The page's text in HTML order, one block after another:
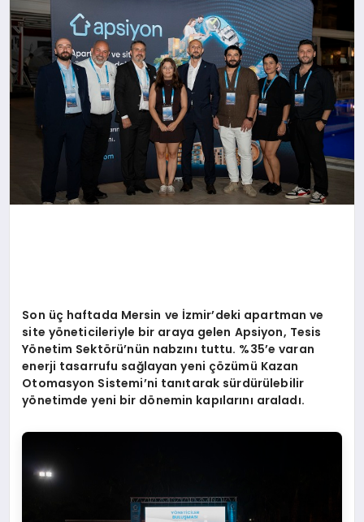
EKONOMI
YEREL HABERLER
Son üç haftada Mersin ve İzmir’deki apartman ve
site yöneticileriyle bir araya gelen Apsiyon, Tesis
Yönetim Sektörü’nün nabzını tuttu. %35’e varan
enerji tasarrufu sağlayan yeni çözümü Kazan
Otomasyon Sistemi’ni tanıtarak sürdürülebilir
yönetimde yeni bir dönemin kapılarını araladı.